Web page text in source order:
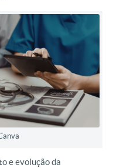
e evolução da